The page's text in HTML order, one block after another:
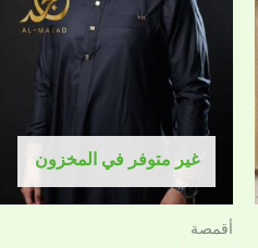
غير متوفر في المخزون
أقمصة